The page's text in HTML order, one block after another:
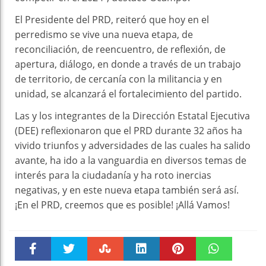
El Presidente del PRD, reiteró que hoy en el
perredismo se vive una nueva etapa, de
reconciliación, de reencuentro, de reflexión, de
apertura, diálogo, en donde a través de un trabajo
de territorio, de cercanía con la militancia y en
unidad, se alcanzará el fortalecimiento del partido.
Las y los integrantes de la Dirección Estatal Ejecutiva
(DEE) reflexionaron que el PRD durante 32 años ha
vivido triunfos y adversidades de las cuales ha salido
avante, ha ido a la vanguardia en diversos temas de
interés para la ciudadanía y ha roto inercias
negativas, y en este nueva etapa también será así.
¡En el PRD, creemos que es posible! ¡Allá Vamos!